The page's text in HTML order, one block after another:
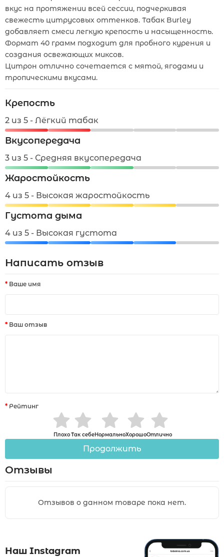
вкус на протяжении всей сессии, подчеркивая
свежесть цитрусовых оттенков. Табак Burley
добавляет смеси легкую крепость и насыщенность.
Формат 40 грамм подходит для пробного курения и
создания освежающих миксов.
Цитрон отлично сочетается с мятой, ягодами и
тропическими вкусами.
Крепость
2 из 5 - Лёгкий табак
Вкусопередача
3 из 5 - Средняя вкусопередача
Жаростойкость
4 из 5 - Высокая жаростойкость
Густота дыма
4 из 5 - Высокая густота
Написать отзыв
Ваше имя
Ваш отзыв
Рейтинг
ПлохоТак себеНормальноХорошоОтлично
Продолжить
Отзывы
Отзывов о данном товаре пока нет.
Наш Instagram